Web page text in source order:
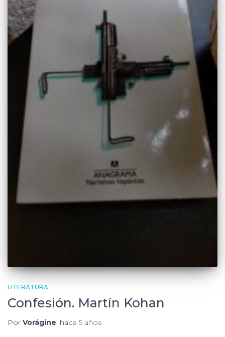
LITERATURA
Confesión. Martín Kohan
Por Vorágine, hace 5 años